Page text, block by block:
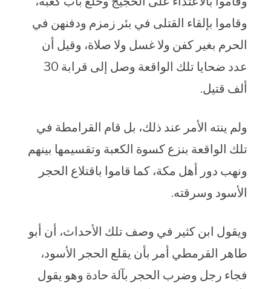
وقاموا بإلقاء القتلى في بئر زمزم ودفنهن في
الحرم بغير كفن ولا غسل ولا صلاة، وقيل أن
عدد ضحايا تلك الواقعة وصل إلى قرابة 30
ألف قتيل.
ولم ينته الأمر عند ذلك، بل قام القرامطة في
تلك الواقعة بنزع كسوة الكعبة وتقسيمها بينهم
ونهب دور أهل مكة، كما قاموا باقتلاع الحجر
الأسود وسرقته.
ويقول ابن كثير في وصف تلك الأحداث، أن أبو
طاهر القرمطي أمر بأن يقلع الحجر الأسود،
فجاء رجل وضرب الحجر بآلة حادة وهو يقول